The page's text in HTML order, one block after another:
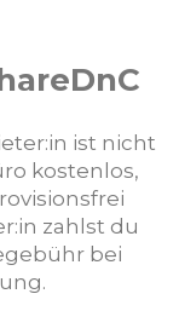
ist nicht
kostenlos,
zahlst du
bei